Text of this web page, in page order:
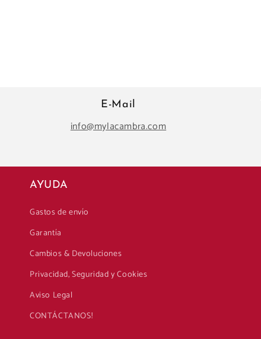
E-Mail
info@mylacambra.com
AYUDA
Gastos de envío
Garantía
Cambios & Devoluciones
Privacidad, Seguridad y Cookies
Aviso Legal
CONTÁCTANOS!